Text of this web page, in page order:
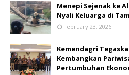
Menepi Sejenak ke
Nyali Keluarga di
February 23, 2026
Kemendagri
Kembangkan
Pertumbuhan